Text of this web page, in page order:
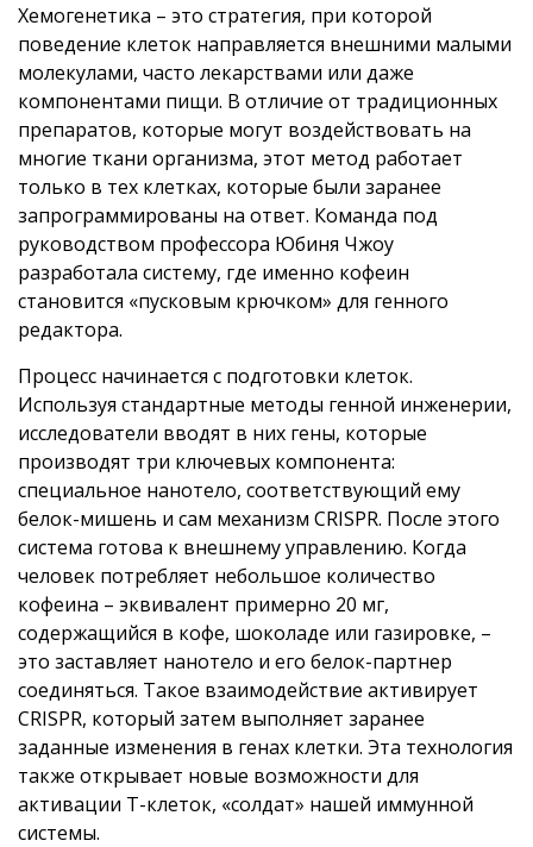
Хемогенетика – это стратегия, при которой
поведение клеток направляется внешними малыми
молекулами, часто лекарствами или даже
компонентами пищи. В отличие от традиционных
препаратов, которые могут воздействовать на
многие ткани организма, этот метод работает
только в тех клетках, которые были заранее
запрограммированы на ответ. Команда под
руководством профессора Юбиня Чжоу
разработала систему, где именно кофеин
становится «пусковым крючком» для генного
редактора.
Процесс начинается с подготовки клеток.
Используя стандартные методы генной инженерии,
исследователи вводят в них гены, которые
производят три ключевых компонента:
специальное нанотело, соответствующий ему
белок-мишень и сам механизм CRISPR. После этого
система готова к внешнему управлению. Когда
человек потребляет небольшое количество
кофеина – эквивалент примерно 20 мг,
содержащийся в кофе, шоколаде или газировке, –
это заставляет нанотело и его белок-партнер
соединяться. Такое взаимодействие активирует
CRISPR, который затем выполняет заранее
заданные изменения в генах клетки. Эта технология
также открывает новые возможности для
активации Т-клеток, «солдат» нашей иммунной
системы.